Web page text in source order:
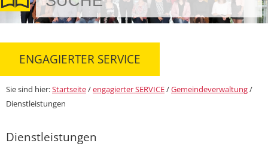
ENGAGIERTER SERVICE
Sie sind hier:Startseite/engagierter SERVICE/Gemeindeverwaltung/
Dienstleistungen
Dienstleistungen